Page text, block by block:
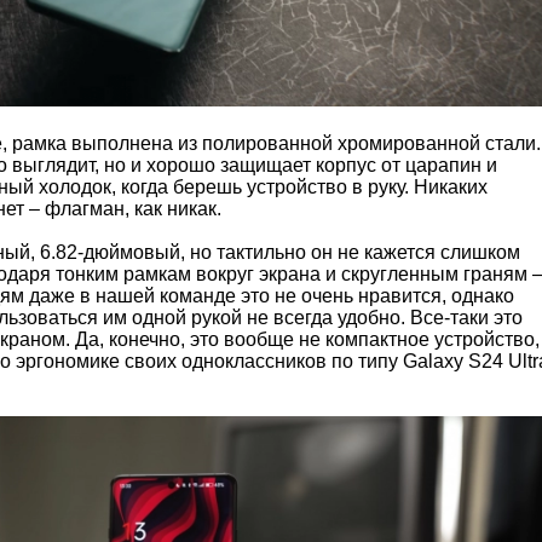
рамка выполнена из полированной хромированной стали.
выглядит, но и хорошо защищает корпус от царапин и
холодок, когда берешь устройство в руку. Никаких
– флагман, как никак.
6.82-дюймовый, но тактильно он не кажется слишком
тонким рамкам вокруг экрана и скругленным граням –
даже в нашей команде это не очень нравится, однако
им одной рукой не всегда удобно. Все-таки это
Да, конечно, это вообще не компактное устройство,
эргономике своих одноклассников по типу Galaxy S24